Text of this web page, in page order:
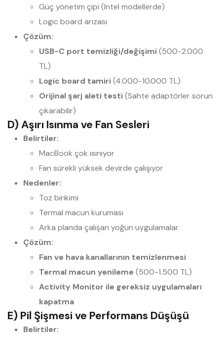
Güç yönetim çipi (Intel modellerde)
Logic board arızası
Çözüm:
USB-C port temizliği/değişimi(500-2.000
TL)
Logic board tamiri(4.000-10.000 TL)
Orijinal şarj aleti testi(Sahte adaptörler sorun
çıkarabilir)
D) Aşırı Isınma ve Fan Sesleri
Belirtiler:
MacBook çok ısınıyor
Fan sürekli yüksek devirde çalışıyor
Nedenler:
Toz birikimi
Termal macun kuruması
Arka planda çalışan yoğun uygulamalar
Çözüm:
Fan ve hava kanallarının temizlenmesi
Termal macun yenileme (500-1.500 TL)
Activity Monitor ile gereksiz uygulamaları
kapatma
E) Pil Şişmesi ve Performans Düşüşü
Belirtiler: